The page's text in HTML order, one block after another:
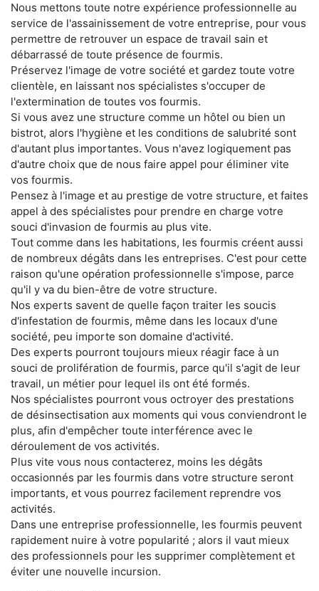
Nous mettons toute notre expérience professionnelle au
service de l'assainissement de votre entreprise, pour vous
permettre de retrouver un espace de travail sain et
débarrassé de toute présence de fourmis.
Préservez l'image de votre société et gardez toute votre
clientèle, en laissant nos spécialistes s'occuper de
l'extermination de toutes vos fourmis.
Si vous avez une structure comme un hôtel ou bien un
bistrot, alors l'hygiène et les conditions de salubrité sont
d'autant plus importantes. Vous n'avez logiquement pas
d'autre choix que de nous faire appel pour éliminer vite
vos fourmis.
Pensez à l'image et au prestige de votre structure, et faites
appel à des spécialistes pour prendre en charge votre
souci d'invasion de fourmis au plus vite.
Tout comme dans les habitations, les fourmis créent aussi
de nombreux dégâts dans les entreprises. C'est pour cette
raison qu'une opération professionnelle s'impose, parce
qu'il y va du bien-être de votre structure.
Nos experts savent de quelle façon traiter les soucis
d'infestation de fourmis, même dans les locaux d'une
société, peu importe son domaine d'activité.
Des experts pourront toujours mieux réagir face à un
souci de prolifération de fourmis, parce qu'il s'agit de leur
travail, un métier pour lequel ils ont été formés.
Nos spécialistes pourront vous octroyer des prestations
de désinsectisation aux moments qui vous conviendront le
plus, afin d'empêcher toute interférence avec le
déroulement de vos activités.
Plus vite vous nous contacterez, moins les dégâts
occasionnés par les fourmis dans votre structure seront
importants, et vous pourrez facilement reprendre vos
activités.
Dans une entreprise professionnelle, les fourmis peuvent
rapidement nuire à votre popularité ; alors il vaut mieux
des professionnels pour les supprimer complètement et
éviter une nouvelle incursion.